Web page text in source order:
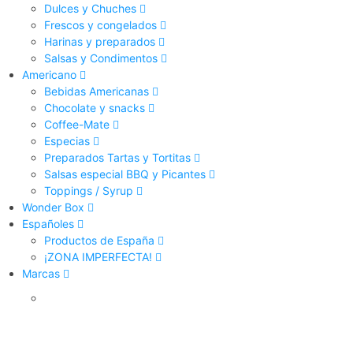
Dulces y Chuches
Frescos y congelados
Harinas y preparados
Salsas y Condimentos
Americano
Bebidas Americanas
Chocolate y snacks
Coffee-Mate
Especias
Preparados Tartas y Tortitas
Salsas especial BBQ y Picantes
Toppings / Syrup
Wonder Box
Españoles
Productos de España
¡ZONA IMPERFECTA!
Marcas